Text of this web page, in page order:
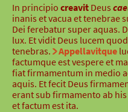
In principio creavit Deus
inanis et vacua et tenebrae
Dei ferebatur super aquas.
lux. Et vidit Deus lucem
tenebras.
Appellavitque
factumque est vespere et
fiat firmamentum in medio
aquis. Et fecit Deus
erant sub firmamento ab
et factum est ita.